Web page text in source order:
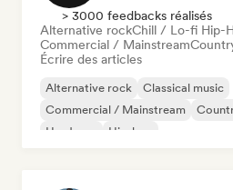
> 3000 feedbacks réalisés
Alternative rockChill / Lo-fi Hip-
Commercial / Mainstream
Écrire des articles
Alternative rock
Classical music
Commercial / Mainstream
Hardcore
Hip-hop